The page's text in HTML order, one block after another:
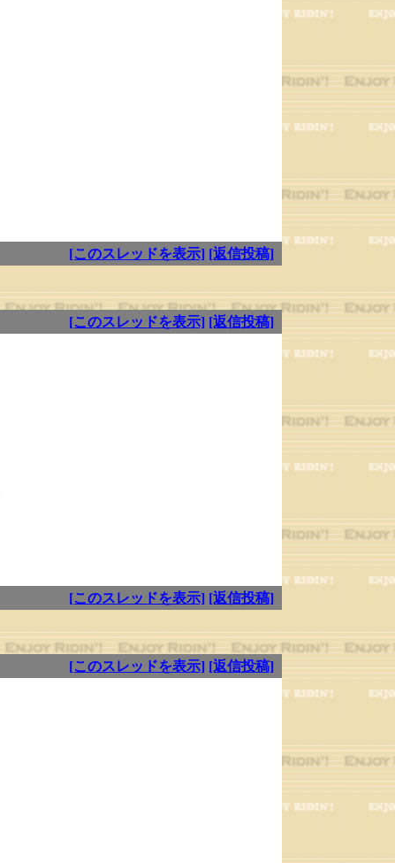
[このスレッドを表示] [返信投稿]
[このスレッドを表示] [返信投稿]
[このスレッドを表示] [返信投稿]
[このスレッドを表示] [返信投稿]